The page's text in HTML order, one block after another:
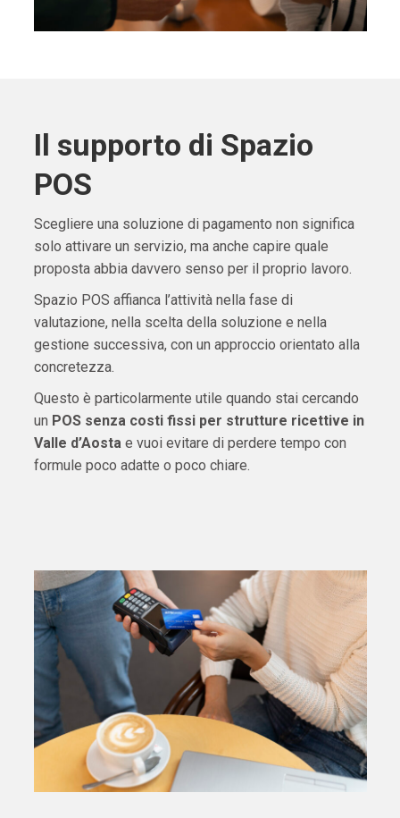
Il supporto di Spazio
POS
Scegliere una soluzione di pagamento non significa
solo attivare un servizio, ma anche capire quale
proposta abbia davvero senso per il proprio lavoro.
Spazio POS affianca l’attività nella fase di
valutazione, nella scelta della soluzione e nella
gestione successiva, con un approccio orientato alla
concretezza.
Questo è particolarmente utile quando stai cercando
un POS senza costi fissi per strutture ricettive in
Valle d’Aostae vuoi evitare di perdere tempo con
formule poco adatte o poco chiare.